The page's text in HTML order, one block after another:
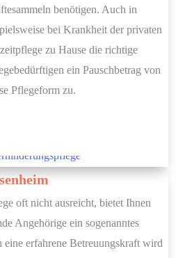
benötigen. Auch in
bei Krankheit der privaten
zu Hause die richtige
ein Pauschbetrag von
Pflegeform zu.
oft nicht ausreicht, bietet Ihnen
Angehörige ein sogenanntes
erfahrene Betreuungskraft wird